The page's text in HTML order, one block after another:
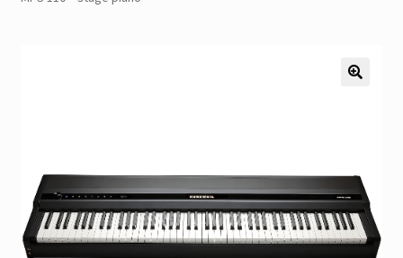
Pozostałe